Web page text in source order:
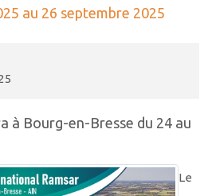
au 26 septembre 2025
à Bourg-en-Bresse du 24 au
Le